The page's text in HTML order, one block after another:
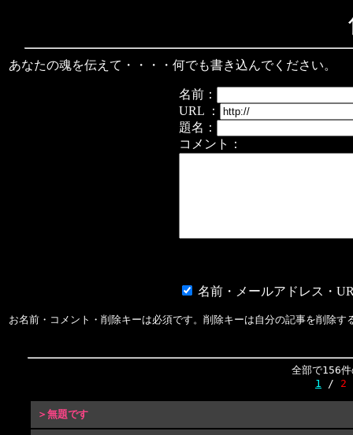
あなたの魂を伝えて・・・・何でも書き込んでください。
名前：
URL ：
題名：
コメント：
名前・メールアドレス・
お名前・コメント・削除キーは必須です。削除キーは自分の記事を削除
全部で156
1 / 2
＞無題です